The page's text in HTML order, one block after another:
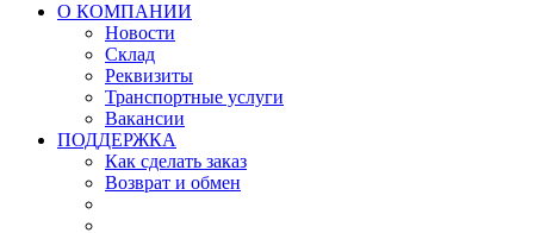
О КОМПАНИИ
Новости
Склад
Реквизиты
Транспортные услуги
Вакансии
ПОДДЕРЖКА
Как сделать заказ
Возврат и обмен